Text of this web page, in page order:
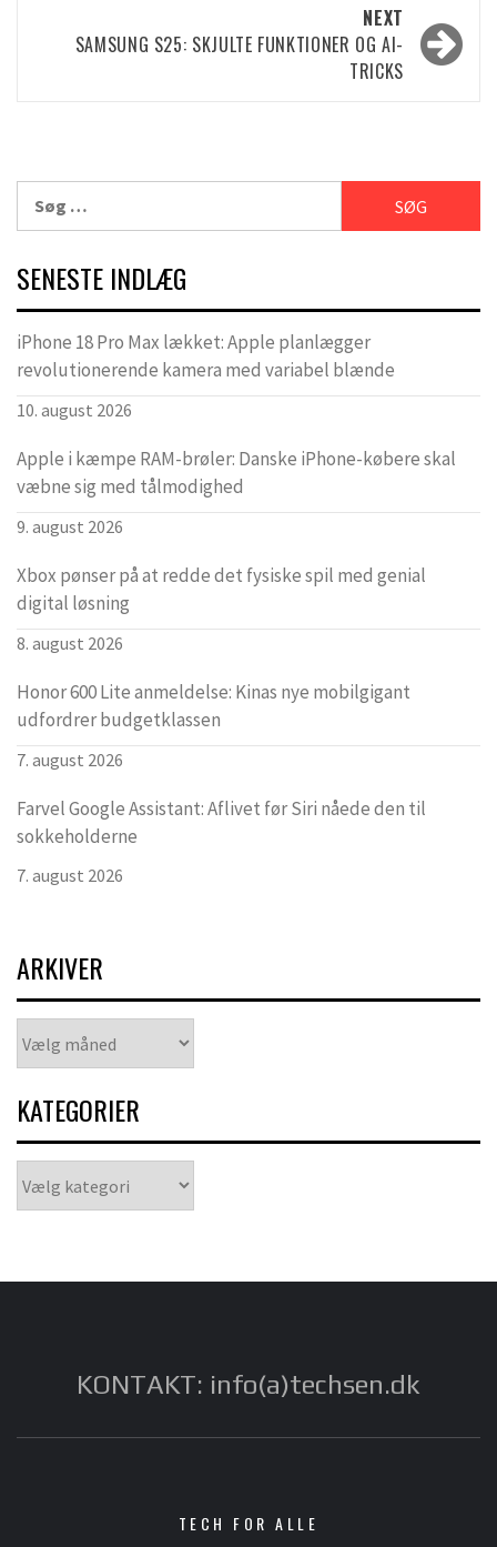
NEXT
SAMSUNG S25: SKJULTE FUNKTIONER OG AI-
TRICKS
efter:
SENESTE INDLÆG
iPhone 18 Pro Max lækket: Apple planlægger
revolutionerende kamera med variabel blænde
10. august 2026
Apple i kæmpe RAM-brøler: Danske iPhone-købere skal
væbne sig med tålmodighed
9. august 2026
Xbox pønser på at redde det fysiske spil med genial
digital løsning
8. august 2026
Honor 600 Lite anmeldelse: Kinas nye mobilgigant
udfordrer budgetklassen
7. august 2026
Farvel Google Assistant: Aflivet før Siri nåede den til
sokkeholderne
7. august 2026
ARKIVER
KATEGORIER
KONTAKT: info(a)techsen.dk
TECH FOR ALLE